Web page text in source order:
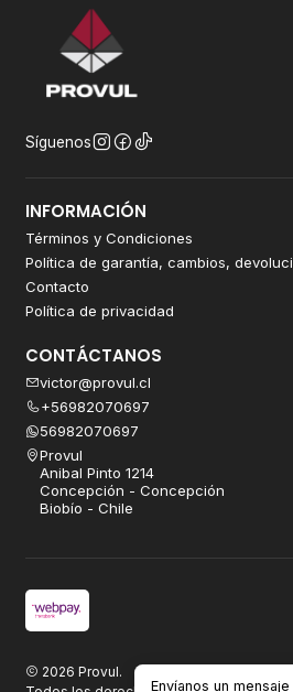
Síguenos
INFORMACIÓN
Términos y Condiciones
Política de garantía, cambios,
Contacto
Política de privacidad
CONTÁCTANOS
victor@provul.cl
+56982070697
56982070697
Provul
Anibal Pinto 1214
Concepción - Concepción
Biobío - Chile
2026 Provul.
Envíanos un